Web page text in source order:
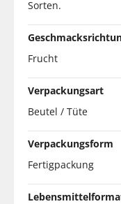
Sorten.
Frucht
Verpackungsart
Beutel / Tüte
Verpackungsform
Fertigpackung